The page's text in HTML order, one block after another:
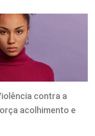
contra a
acolhimento e